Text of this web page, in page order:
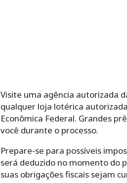
Visite uma agência autorizada
qualquer loja lotérica
Econômica Federal. Grandes
você durante o processo.
Prepare-se para possíveis
será deduzido no momento do
suas obrigações fiscais sejam